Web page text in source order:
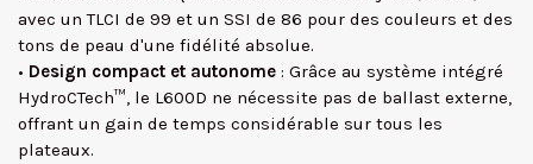
avec un TLCI de 99 et un SSI de 86 pour des couleurs et des
tons de peau d'une fidélité absolue.
• Design compact et autonome : Grâce au système intégré
HydroCTech™, le L600D ne nécessite pas de ballast externe,
offrant un gain de temps considérable sur tous les
plateaux.